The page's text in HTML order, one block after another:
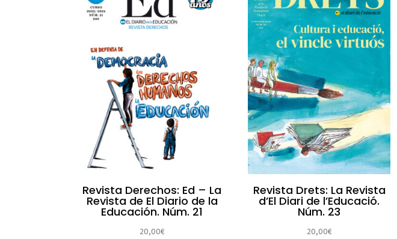
últimos
Revista Derechos: Ed – La
Revista de El Diario de la
Educación. Núm. 21
20,00€
Revista Drets: La Revista
d’El Diari de l’Educació.
Núm. 23
20,00€